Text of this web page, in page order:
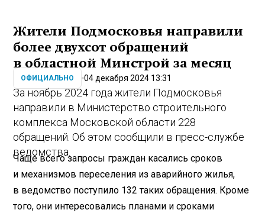
Жители Подмосковья направили
более двухсот обращений
в областной Минстрой за месяц
ОФИЦИАЛЬНО 04 декабря 2024 13:31
За ноябрь 2024 года жители Подмосковья
направили в Министерство строительного
комплекса Московской области 228
обращений. Об этом сообщили в пресс-службе
ведомства.
Чаще всего запросы граждан касались сроков
и механизмов переселения из аварийного жилья,
в ведомство поступило 132 таких обращения. Кроме
того, они интересовались планами и сроками